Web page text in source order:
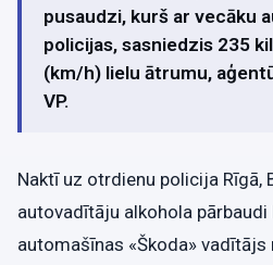
pusaudzi, kurš ar vecāku
policijas, sasniedzis 235
(km/h) lielu ātrumu,
VP.
Naktī uz otrdienu policija Rīgā,
autovadītāju alkohola
automašīnas «Škoda»